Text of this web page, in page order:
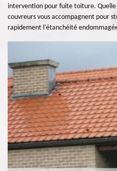
intervention pour fuite toiture. Quelle
couvreurs vous accompagnent pour
rapidement l'étanchéité